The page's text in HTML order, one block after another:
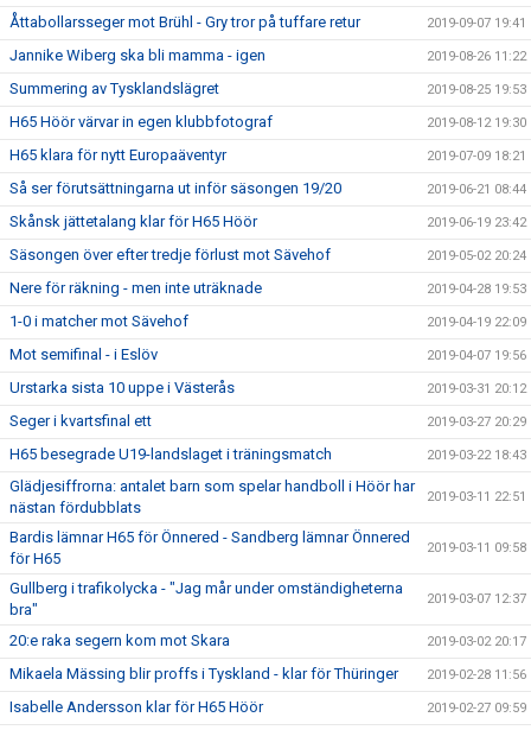
Åttabollarsseger mot Brühl - Gry tror på tuffare retur 2019-09-07 19:41
Jannike Wiberg ska bli mamma - igen 2019-08-26 11:22
Summering av Tysklandslägret 2019-08-25 19:53
H65 Höör värvar in egen klubbfotograf 2019-08-12 19:30
H65 klara för nytt Europaäventyr 2019-07-09 18:21
Så ser förutsättningarna ut inför säsongen 19/20 2019-06-21 08:44
Skånsk jättetalang klar för H65 Höör 2019-06-19 23:42
Säsongen över efter tredje förlust mot Sävehof 2019-05-02 20:24
Nere för räkning - men inte uträknade 2019-04-28 19:53
1-0 i matcher mot Sävehof 2019-04-19 22:09
Mot semifinal - i Eslöv 2019-04-07 19:56
Urstarka sista 10 uppe i Västerås 2019-03-31 20:12
Seger i kvartsfinal ett 2019-03-27 20:29
H65 besegrade U19-landslaget i träningsmatch 2019-03-22 18:43
Glädjesiffrorna: antalet barn som spelar handboll i Höör har
nästan fördubblats
2019-03-11 22:51
Bardis lämnar H65 för Önnered - Sandberg lämnar Önnered
för H65
2019-03-11 09:58
Gullberg i trafikolycka - "Jag mår under omständigheterna
bra"
2019-03-07 12:37
20:e raka segern kom mot Skara 2019-03-02 20:17
Mikaela Mässing blir proffs i Tyskland - klar för Thüringer 2019-02-28 11:56
Isabelle Andersson klar för H65 Höör 2019-02-27 09:59